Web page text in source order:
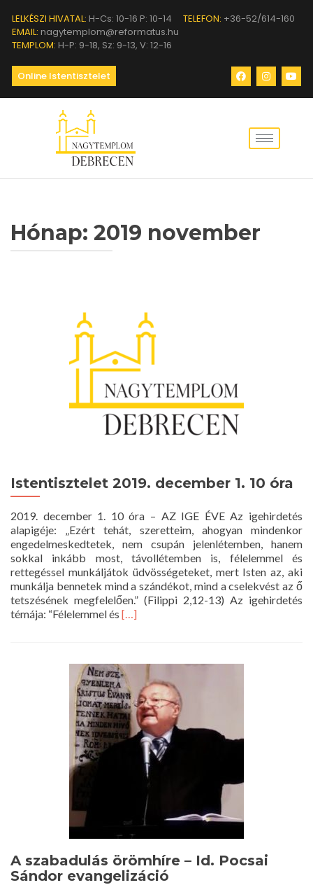
LELKÉSZI HIVATAL: H-Cs: 10-16 P: 10-14 TELEFON: +36-52/614-160
EMAIL: nagytemplom@reformatus.hu
TEMPLOM: H-P: 9-18, Sz: 9-13, V: 12-16
Online Istentisztelet
Hónap: 2019 november
Istentisztelet 2019. december 1. 10 óra
2019. december 1. 10 óra – AZ IGE ÉVE Az igehirdetés
alapigéje: „Ezért tehát, szeretteim, ahogyan mindenkor
engedelmeskedtetek, nem csupán jelenlétemben, hanem
sokkal inkább most, távollétemben is, félelemmel és
rettegéssel munkáljátok üdvösségeteket, mert Isten az, aki
munkálja bennetek mind a szándékot, mind a cselekvést az ő
tetszésének megfelelően.” (Filippi 2,12-13) Az igehirdetés
témája: “Félelemmel és Read
2019.
december
1.
10
óra
[…]
A szabadulás örömhíre – Id. Pocsai
Sándor evangelizáció